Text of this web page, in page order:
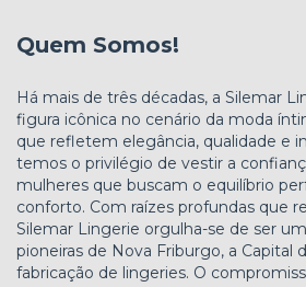
Quem Somos!
Há mais de três décadas, a Silemar
figura icônica no cenário da moda
que refletem elegância, qualidade e
temos o privilégio de vestir a
mulheres que buscam o equilíbrio
conforto. Com raízes profundas que
Silemar Lingerie orgulha-se de ser
pioneiras de Nova Friburgo, a Capital
fabricação de lingeries. O